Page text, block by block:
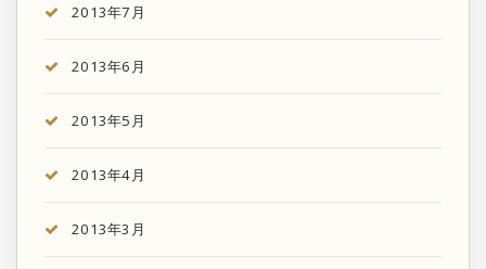
2013年7月
2013年6月
2013年5月
2013年4月
2013年3月